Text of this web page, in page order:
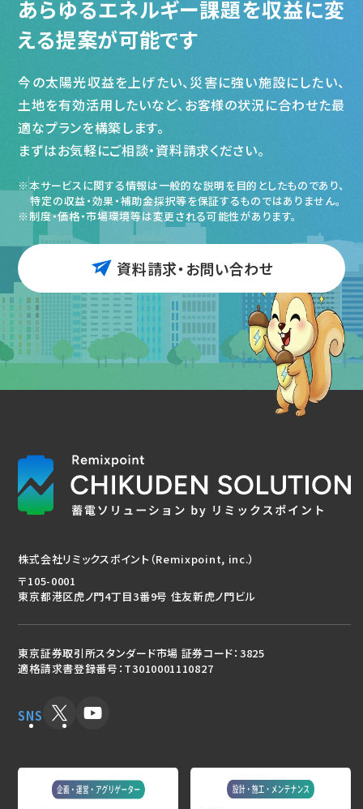
あらゆるエネルギー課題を収益に変
える提案が可能です
今の太陽光収益を上げたい、災害に強い施設にしたい、
土地を有効活用したいなど、お客様の状況に合わせた最
適なプランを構築します。
まずはお気軽にご相談・資料請求ください。
本サービスに関する情報は一般的な説明を目的としたものであり、
特定の収益・効果・補助金採択等を保証するものではありません。
制度・価格・市場環境等は変更される可能性があります。
資料請求・お問い合わせ
株式会社リミックスポイント（Remixpoint, inc.）
〒105-0001
東京都港区虎ノ門4丁目3番9号 住友新虎ノ門ビル
東京証券取引所スタンダード市場 証券コード：3825
適格請求書登録番号：T3010001110827
SNS